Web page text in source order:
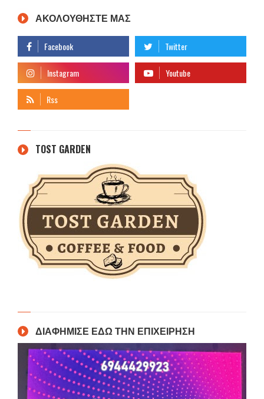
ΑΚΟΛΟΥΘΗΣΤΕ ΜΑΣ
TOST GARDEN
ΔΙΑΦΗΜΙΣΕ ΕΔΩ ΤΗΝ ΕΠΙΧΕΙΡΗΣΗ